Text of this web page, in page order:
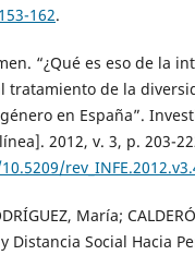
162.
“¿Qué es eso de la
tratamiento de la
en España”.
2012, v. 3, p. 203-
María;
Distancia Social Hacia